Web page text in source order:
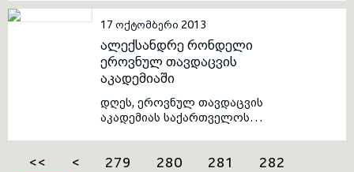
მოვლენების ზეგავლენა
ქართულ ეკონომიკაზე,
ანტიმონოპოლიური კანონის
მიღების აუცილებლობა და
საქართველოში არსებული
ექსპორტ-იმპორტის
მდგომარეობა იყო.
მიიღო. სამხედრო ფიცის
მიღებამდე იუნკერებმა და
მოწვეულმა სტუმრებმა
წუთიერი დუმილით პატივი
მიაგეს საქართველოს
ერთიანობისთვის ბრძოლისა
და სამსახურებრივი
მოვალეობის შესრულების
დროს დაღუპული ქართველი
სამხედრო მოსამსახურეების
ხსოვნას.
17 ოქტომბერი 2013
ალექსანდრე რონდელი
ეროვნულ თავდაცვის
აკადემიაში
დღეს, ეროვნულ თავდაცვის
აკადემიას საქართველოს
ურთიერთობების კვლევის
<< < 279 280 281
282